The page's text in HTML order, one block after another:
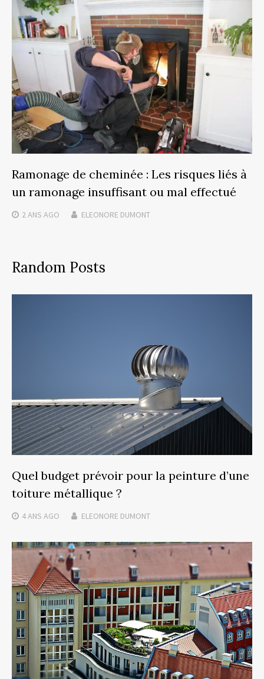
Ramonage de cheminée : Les risques liés à
un ramonage insuffisant ou mal effectué
2 ANS AGO ELEONORE DUMONT
Random Posts
Quel budget prévoir pour la peinture d’une
toiture métallique ?
4 ANS AGO ELEONORE DUMONT